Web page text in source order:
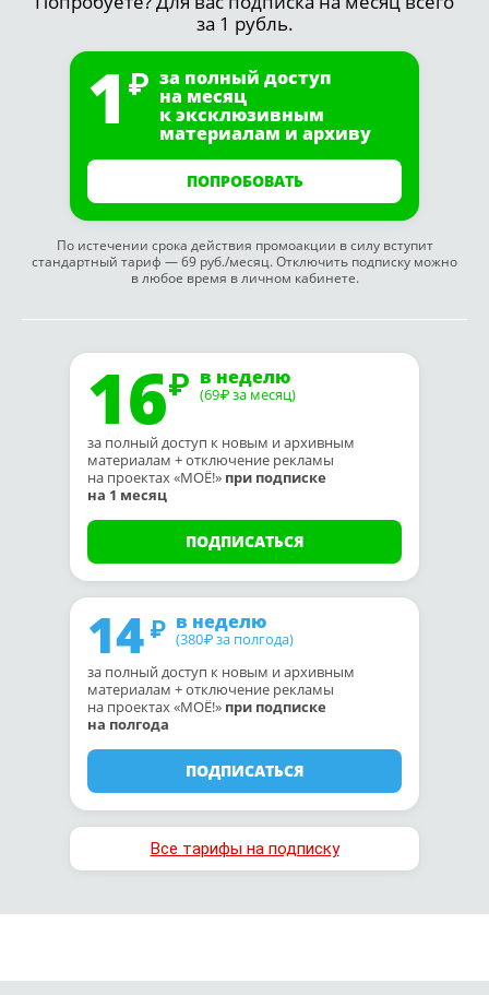
за 1 рубль.
1 за полный доступ
на месяц
к эксклюзивным
материалам и архиву
ПОПРОБОВАТЬ
По истечении срока действия промоакции в силу вступит
стандартный тариф — 69 руб./месяц. Отключить подписку можно
в любое время в личном кабинете.
16 в неделю
(69₽ за месяц)
за полный доступ к новым и архивным
материалам + отключение рекламы
на проектах «МОЁ!» при подписке
на 1 месяц
ПОДПИСАТЬСЯ
14 в неделю
(380₽ за полгода)
за полный доступ к новым и архивным
материалам + отключение рекламы
на проектах «МОЁ!» при подписке
на полгода
ПОДПИСАТЬСЯ
Все тарифы на подписку